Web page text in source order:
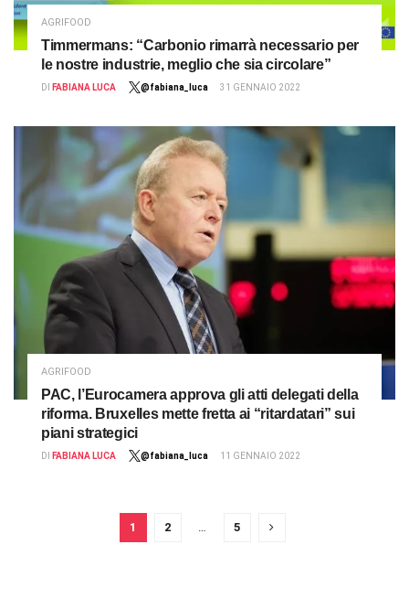
AGRIFOOD
Timmermans: “Carbonio rimarrà necessario per
le nostre industrie, meglio che sia circolare”
DI FABIANA LUCA @fabiana_luca 31 GENNAIO 2022
AGRIFOOD
PAC, l’Eurocamera approva gli atti delegati della
riforma. Bruxelles mette fretta ai “ritardatari” sui
piani strategici
DI FABIANA LUCA @fabiana_luca 11 GENNAIO 2022
1 2 … 5